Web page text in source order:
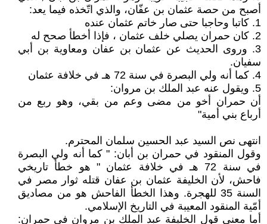
أصبح من حصة عثمان بن عفّان، والذي اتّخذه فيما يعد:
1. كاتبا وحاجبا حتى صار خاتم عثمان عنده
2. كان حمران يصلي خلف عثمان ، فإذا أخطأ صحح له
3. وروى الحديث عن عثمان بن عفان ومعاوية بن أبي
سفيان.
4. كما أنه ولي البصرة في سنة 72 هـ في خلافة عثمان
5. ويقول عنه عبد الملك بن مروان:
أن حمران أخو من مضى وعم من بقي، وهو ربع من
أرباع بني أمية"
انتهى نص السيد عبد الحسين سلمان المحترم.
وقول المنقود في حمران بن أبان: " كما أنه ولي البصرة
في سنة 72 هـ في خلافة عثمان " هو خطأ تاريخي
فاحش، لأن الخليفة عثمان بن عفان قتله ثوار مصر في
السنة 35 للهجرة. وهذا الخطأ الفاحش هو من مصاديق
أمّية المنقود المعيبة في التاريخ الإسلامي.
أما معنى قول الخليفة عبد الملك بن مروان في حمران: